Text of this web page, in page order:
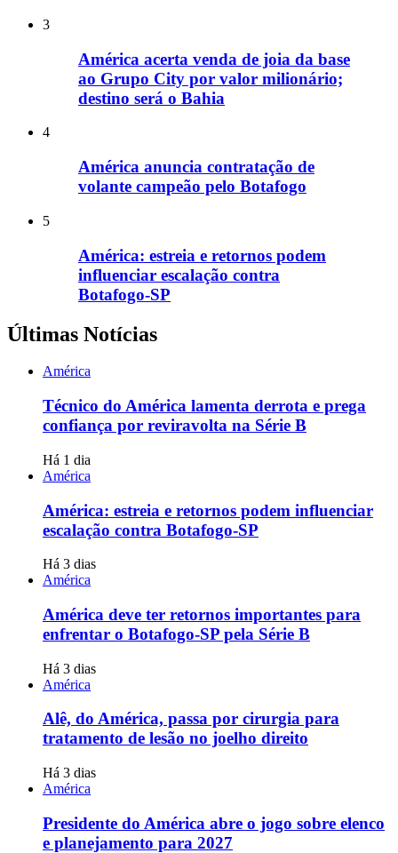
3
América acerta venda de joia da base
ao Grupo City por valor milionário;
destino será o Bahia
4
América anuncia contratação de
volante campeão pelo Botafogo
5
América: estreia e retornos podem
influenciar escalação contra
Botafogo-SP
Últimas Notícias
América
Técnico do América lamenta derrota e prega
confiança por reviravolta na Série B
Há 1 dia
América
América: estreia e retornos podem influenciar
escalação contra Botafogo-SP
Há 3 dias
América
América deve ter retornos importantes para
enfrentar o Botafogo-SP pela Série B
Há 3 dias
América
Alê, do América, passa por cirurgia para
tratamento de lesão no joelho direito
Há 3 dias
América
Presidente do América abre o jogo sobre elenco
e planejamento para 2027